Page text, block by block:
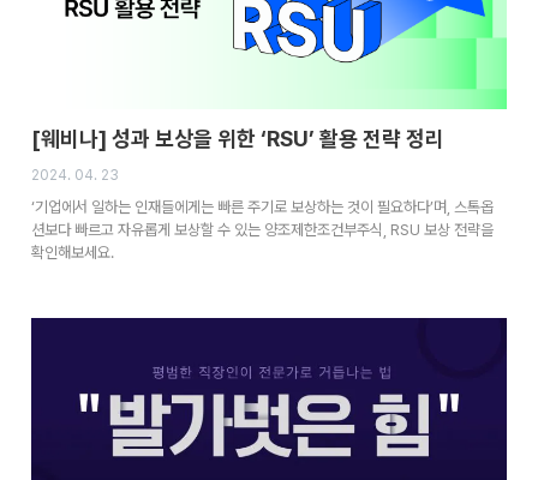
[웨비나] 성과 보상을 위한 ‘RSU’ 활용 전략 정리
2024. 04. 23
‘기업에서 일하는 인재들에게는 빠른 주기로 보상하는 것이 필요하다’며, 스톡옵
션보다 빠르고 자유롭게 보상할 수 있는 양조제한조건부주식, RSU 보상 전략을
확인해보세요.